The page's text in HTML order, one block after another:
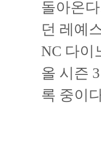
돌아온
던 레예
NC 다이
올 시즌
록 중이